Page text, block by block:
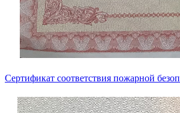
Сертификат соответствия пожарной